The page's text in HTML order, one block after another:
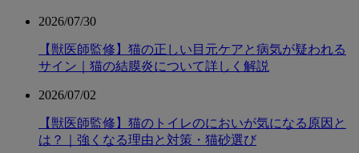
2026/07/30
【獣医師監修】猫の正しい目元ケアと病気が疑われる
サイン｜猫の結膜炎について詳しく解説
2026/07/02
【獣医師監修】猫のトイレのにおいが気になる原因と
は？｜強くなる理由と対策・猫砂選び